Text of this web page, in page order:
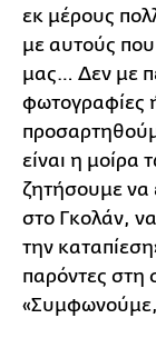
εκ μέρους
με αυτούς
μας… Δεν με
φωτογραφίες
είναι η
ζητήσουμε να
στο Γκολάν,
την
παρόντες στη